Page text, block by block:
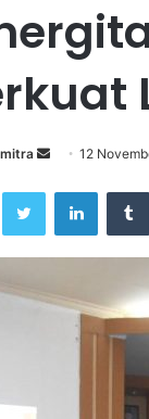
Send
email
12
Twitter LinkedIn